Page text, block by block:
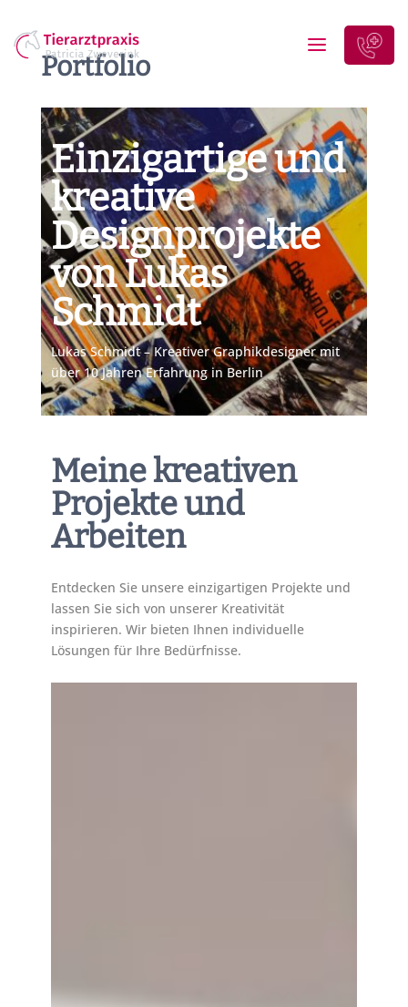
Portfolio
Einzigartige und
kreative
Designprojekte
von Lukas
Schmidt
Lukas Schmidt – Kreativer Graphikdesigner mit
über 10 Jahren Erfahrung in Berlin
Meine kreativen
Projekte und
Arbeiten
Entdecken Sie unsere einzigartigen Projekte und
lassen Sie sich von unserer Kreativität
inspirieren. Wir bieten Ihnen individuelle
Lösungen für Ihre Bedürfnisse.